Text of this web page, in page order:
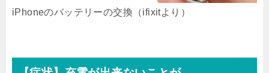
iPhoneのバッテリーの交換（ifixitより）